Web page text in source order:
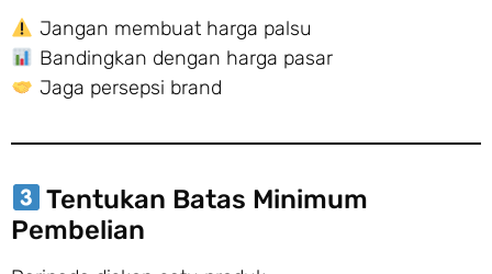
Jangan membuat harga palsu
Bandingkan dengan harga pasar
Jaga persepsi brand
Tentukan Batas Minimum
Pembelian